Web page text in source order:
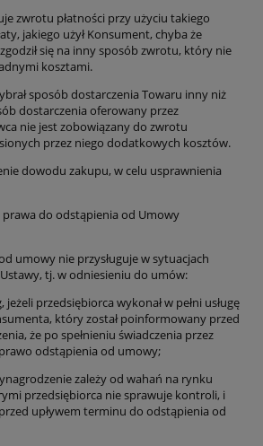
zwrotu płatności przy użyciu takiego
jakiego użył Konsument, chyba że
się na inny sposób zwrotu, który nie
kosztami.
sposób dostarczenia Towaru inny niż
dostarczenia oferowany przez
nie jest zobowiązany do zwrotu
przez niego dodatkowych kosztów.
dowodu zakupu, w celu usprawnienia
prawa do odstąpienia od Umowy
umowy nie przysługuje w sytuacjach
tj. w odniesieniu do umów:
jeżeli przedsiębiorca wykonał w pełni usługę
który został poinformowany przed
że po spełnieniu świadczenia przez
odstąpienia od umowy;
zależy od wahań na rynku
przedsiębiorca nie sprawuje kontroli, i
upływem terminu do odstąpienia od